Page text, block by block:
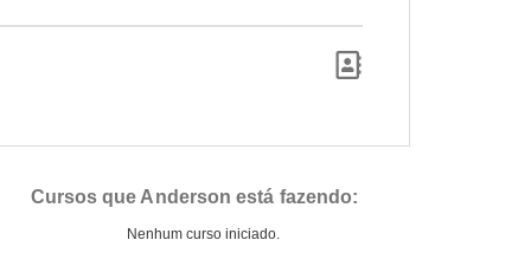
Cursos que Anderson está fazendo:
Nenhum curso iniciado.